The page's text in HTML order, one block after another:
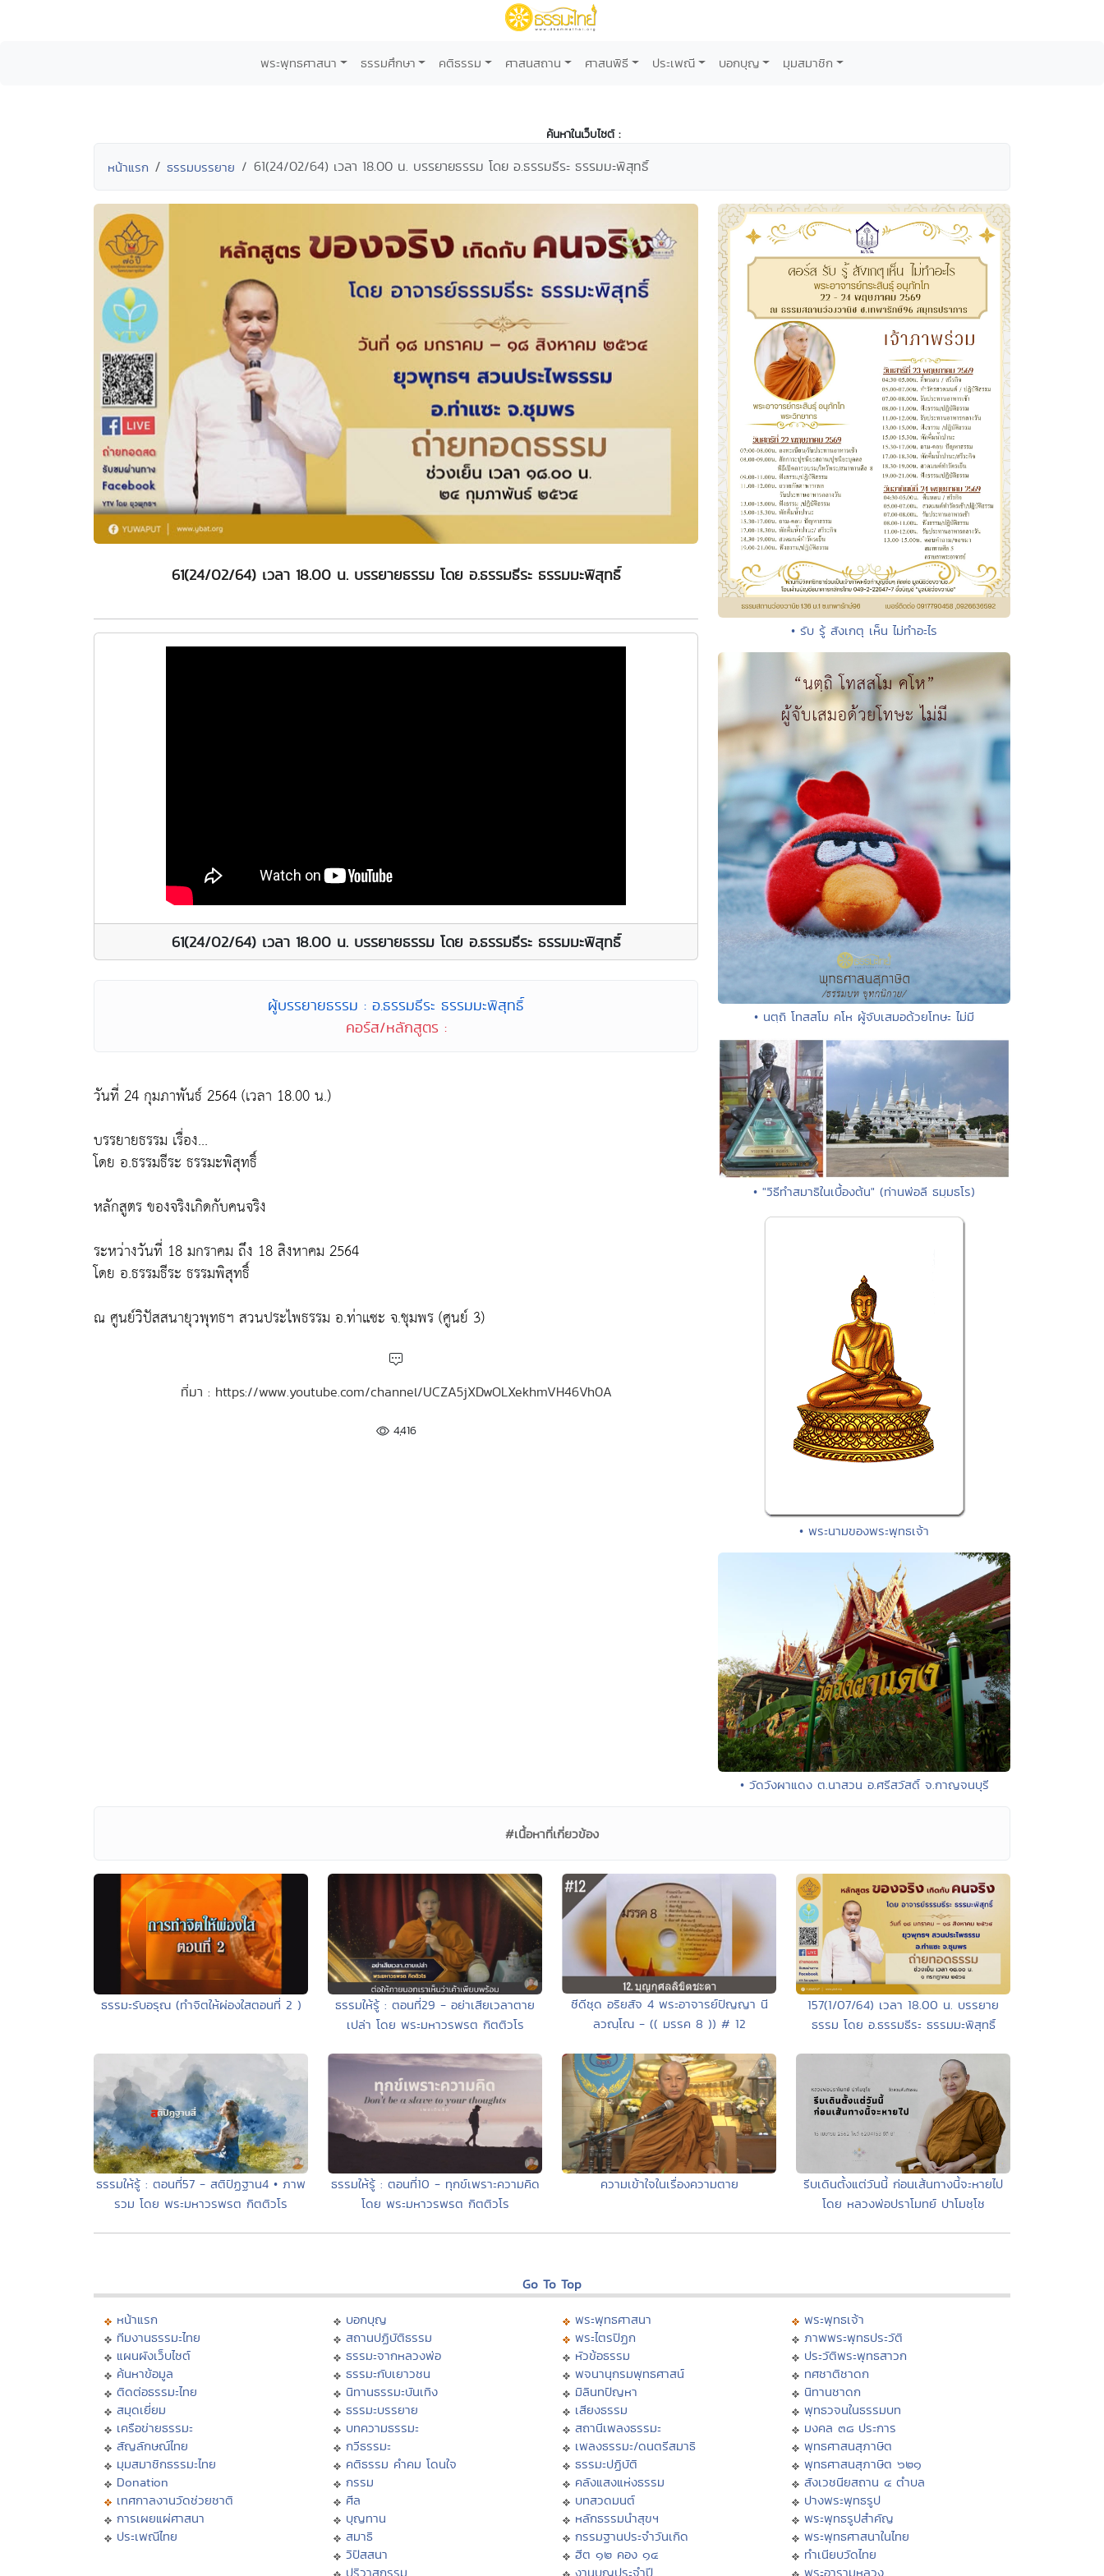
พระพุทธศาสนา ธรรมศึกษา คติธรรม ศาสนสถาน ศาสนพิธี ประเพณี บอกบุญ มุมสมาชิก
ค้นหาในเว็บไซต์ :
หน้าแรก ธรรมบรรยาย 61(24/02/64) เวลา 18.00 น. บรรยายธรรม โดย อ.ธรรมธีระ ธรรมมะพิสุทธิ์
61(24/02/64) เวลา 18.00 น. บรรยายธรรม โดย อ.ธรรมธีระ ธรรมมะพิสุทธิ์
61(24/02/64) เวลา 18.00 น. บรรยายธรรม โดย อ.ธรรมธีระ ธรรมมะพิสุทธิ์
ผู้บรรยายธรรม : อ.ธรรมธีระ ธรรมมะพิสุทธิ์
คอร์ส/หลักสูตร :
วันที่ 24 กุมภาพันธ์ 2564 (เวลา 18.00 น.)
บรรยายธรรม เรื่อง...
โดย อ.ธรรมธีระ ธรรมะพิสุทธิ์
หลักสูตร ของจริงเกิดกับคนจริง
ระหว่างวันที่ 18 มกราคม ถึง 18 สิงหาคม 2564
โดย อ.ธรรมธีระ ธรรมพิสุทธิ์
ณ ศูนย์วิปัสสนายุวพุทธฯ สวนประไพธรรม อ.ท่าแซะ จ.ชุมพร (ศูนย์ 3)
ที่มา : https://www.youtube.com/channel/UCZA5jXDwOLXekhmVH46Vh0A
4,416
• รับ รู้ สังเกตุ เห็น ไม่ทำอะไร
• นตฺถิ โทสสโม คโห ผู้จับเสมอด้วยโทษะ ไม่มี
• "วิธีทำสมาธิในเบื้องต้น" (ท่านพ่อลี ธมฺมธโร)
• พระนามของพระพุทธเจ้า
• วัดวังผาแดง ต.นาสวน อ.ศรีสวัสดิ์ จ.กาญจนบุรี
#เนื้อหาที่เกี่ยวข้อง
ธรรมะรับอรุณ (ทำจิตให้ผ่องใสตอนที่ 2 )
ธรรมให้รู้ : ตอนที่29 - อย่าเสียเวลาตาย
เปล่า โดย พระมหาวรพรต กิตติวโร
ซีดีชุด อริยสัจ 4 พระอาจารย์ปัญญา นี
ลวณฺโณ - (( มรรค 8 )) # 12
157(1/07/64) เวลา 18.00 น. บรรยาย
ธรรม โดย อ.ธรรมธีระ ธรรมมะพิสุทธิ์
ธรรมให้รู้ : ตอนที่57 - สติปัฏฐาน4 • ภาพ
รวม โดย พระมหาวรพรต กิตติวโร
ธรรมให้รู้ : ตอนที่10 - ทุกข์เพราะความคิด
โดย พระมหาวรพรต กิตติวโร
ความเข้าใจในเรื่องความตาย
รีบเดินตั้งแต่วันนี้ ก่อนเส้นทางนี้จะหายไป
โดย หลวงพ่อปราโมทย์ ปาโมชฺโช
Go To Top
หน้าแรก
ทีมงานธรรมะไทย
แผนผังเว็บไซต์
ค้นหาข้อมูล
ติดต่อธรรมะไทย
สมุดเยี่ยม
เครือข่ายธรรมะ
สัญลักษณ์ไทย
มุมสมาชิกธรรมะไทย
Donation
เทศกาลงานวัดช่วยชาติ
การเผยแผ่ศาสนา
ประเพณีไทย
บอกบุญ
สถานปฏิบัติธรรม
ธรรมะจากหลวงพ่อ
ธรรมะกับเยาวชน
นิทานธรรมะบันเทิง
ธรรมะบรรยาย
บทความธรรมะ
กวีธรรมะ
คติธรรม คำคม โดนใจ
กรรม
ศีล
บุญทาน
สมาธิ
วิปัสสนา
พระพุทธศาสนา
พระไตรปิฏก
หัวข้อธรรม
พจนานุกรมพุทธศาสน์
มิลินทปัญหา
เสียงธรรม
สถานีเพลงธรรมะ
เพลงธรรมะ/ดนตรีสมาธิ
ธรรมะปฏิบัติ
คลังแสงแห่งธรรม
บทสวดมนต์
หลักธรรมนำสุขฯ
กรรมฐานประจำวันเกิด
ฮีต ๑๒ คอง ๑๔
พระพุทธเจ้า
ภาพพระพุทธประวัติ
ประวัติพระพุทธสาวก
ทศชาติชาดก
นิทานชาดก
พุทธวจนในธรรมบท
มงคล ๓๘ ประการ
พุทธศาสนสุภาษิต
พุทธศาสนสุภาษิต ๖๒๑
สังเวชนียสถาน ๔ ตำบล
ปางพระพุทธรูป
พระพุทธรูปสำคัญ
พระพุทธศาสนาในไทย
ทำเนียบวัดไทย